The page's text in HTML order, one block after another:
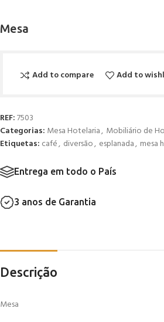
Mesa
Add to compare Add to
REF:7503
Categorias: Mesa Hotelaria, Mobiliário de
Etiquetas: café, diversão, esplanada, mesa
Entrega em todo o País
3 anos de Garantia
Descrição
Mesa